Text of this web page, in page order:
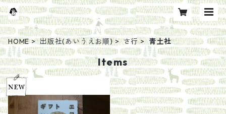
HOME 出版社(あいうえお順) さ行 青土社
Items